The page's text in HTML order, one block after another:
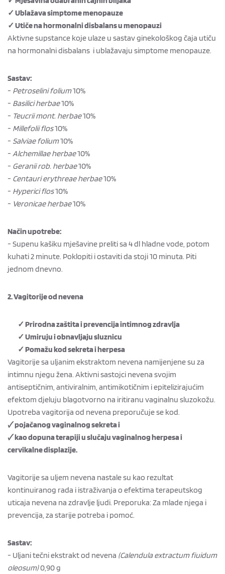
✓ Ublažava simptome menopauze
✓ Utiče na hormonalni disbalans u menopauzi
Aktivne supstance koje ulaze u sastav ginekološkog čaja utiču
na hormonalni disbalans i ublažavaju simptome menopauze.
Sastav:
- Petroselini folium10%
- Basilici herbae10%
- Teucrii mont. herbae10%
- Millefolii flos10%
- Salviae folium10%
- Alchemillae herbae10%
- Geranii rob. herbae10%
- Centauri erythreae herbae10%
- Hyperici flos10%
- Veronicae herbae10%
Način upotrebe:
- Supenu kašiku mješavine preliti sa 4 dl hladne vode, potom
kuhati 2 minute. Poklopiti i ostaviti da stoji 10 minuta. Piti
jednom dnevno.
2. Vagitorije od nevena
✓ Prirodna zaštita i prevencija intimnog zdravlja
✓ Umiruju i obnavljaju sluznicu
✓ Pomažu kod sekreta i herpesa
Vagitorije sa uljanim ekstraktom nevena namijenjene su za
intimnu njegu žena. Aktivni sastojci nevena svojim
antiseptičnim, antiviralnim, antimikotičnim i epitelizirajućim
efektom djeluju blagotvorno na iritiranu vaginalnu sluzokožu.
Upotreba vagitorija od nevena preporučuje se kod.
🗸 pojačanog vaginalnog sekreta i
🗸 kao dopuna terapiji u slučaju vaginalnog herpesa i
cervikalne displazije.
Vagitorije sa uljem nevena nastale su kao rezultat
kontinuiranog rada i istraživanja o efektima terapeutskog
uticaja nevena na zdravlje ljudi. Preporuka: Za mlade njega i
prevencija, za starije potreba i pomoć.
Sastav:
- Uljani tečni ekstrakt od nevena (Calendula extractum fiuidum
oleosum)0,90 g